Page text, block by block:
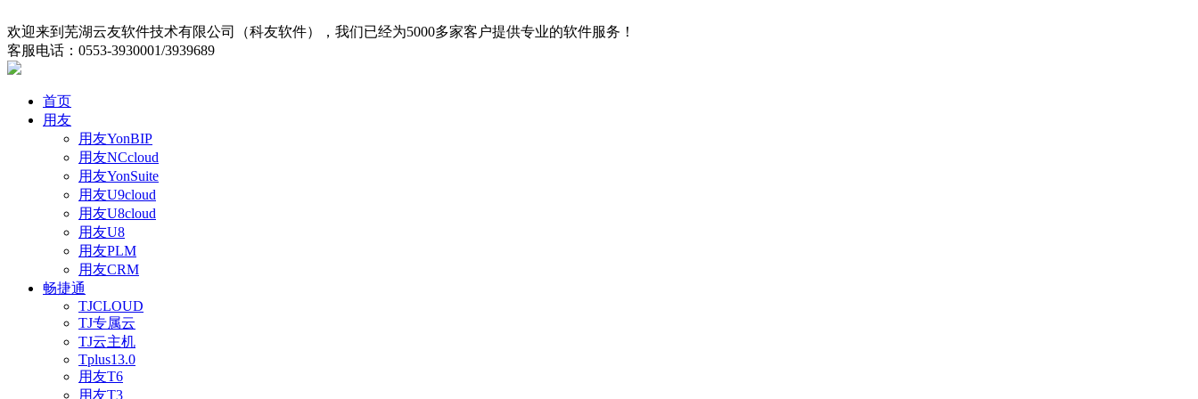
欢迎来到芜湖云友软件技术有限公司（科友软件），我们已经为5000多家客户提供专业的软件服务！
客服电话：0553-3930001/3939689
首页
用友
用友YonBIP
用友NCcloud
用友YonSuite
用友U9cloud
用友U8cloud
用友U8
用友PLM
用友CRM
畅捷通
TJCLOUD
TJ专属云
TJ云主机
Tplus13.0
用友T6
用友T3